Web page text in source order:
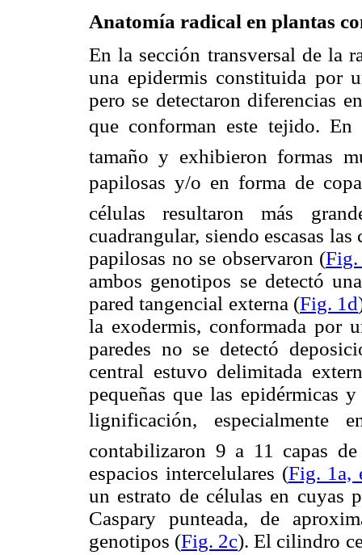
Anatomía radical en plantas
En la sección transversal de la
una epidermis constituida por
pero se detectaron diferencias
que conforman este tejido. En
tamaño y exhibieron formas
papilosas y/o en forma de
células resultaron más
cuadrangular, siendo escasas
papilosas no se observaron (Fig.
ambos genotipos se detectó
pared tangencial externa (Fig. 1d
la exodermis, conformada por
paredes no se detectó
central estuvo delimitada
pequeñas que las epidérmicas
lignificación, especialmente
contabilizaron 9 a 11 capas
espacios intercelulares (Fig. 1a,
un estrato de células en cuyas
Caspary punteada, de
genotipos (Fig. 2c). El cilindro